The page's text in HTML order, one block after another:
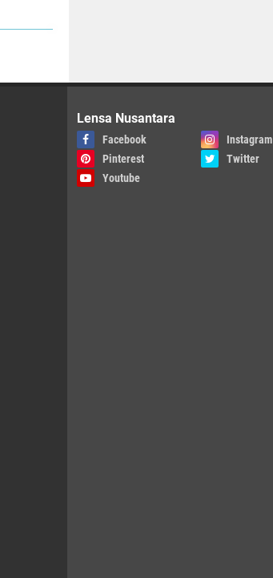
Lensa Nusantara
Facebook
Instagram
Pinterest
Twitter
Youtube